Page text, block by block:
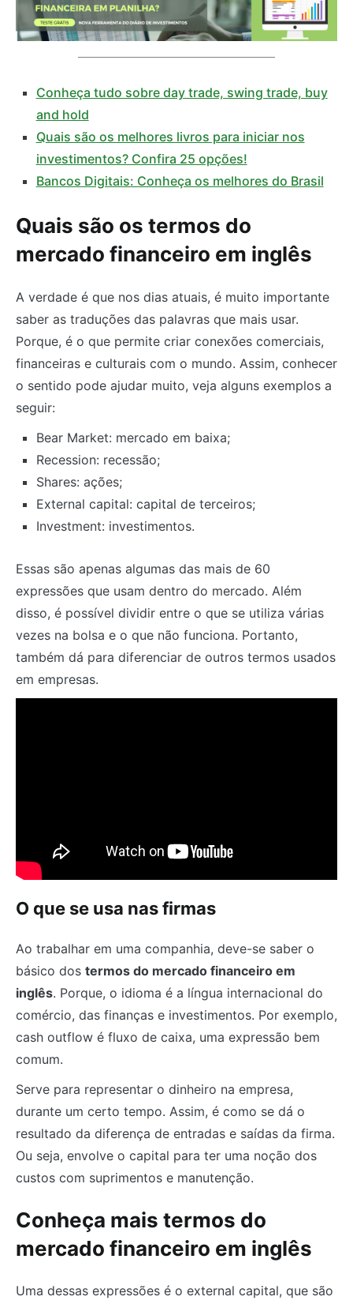
Conheça tudo sobre day trade, swing trade, buy
and hold
Quais são os melhores livros para iniciar nos
investimentos? Confira 25 opções!
Bancos Digitais: Conheça os melhores do Brasil
Quais são os termos do
mercado financeiro em inglês
A verdade é que nos dias atuais, é muito importante
saber as traduções das palavras que mais usar.
Porque, é o que permite criar conexões comerciais,
financeiras e culturais com o mundo. Assim, conhecer
o sentido pode ajudar muito, veja alguns exemplos a
seguir:
Bear Market: mercado em baixa;
Recession: recessão;
Shares: ações;
External capital: capital de terceiros;
Investment: investimentos.
Essas são apenas algumas das mais de 60
expressões que usam dentro do mercado. Além
disso, é possível dividir entre o que se utiliza várias
vezes na bolsa e o que não funciona. Portanto,
também dá para diferenciar de outros termos usados
em empresas.
O que se usa nas firmas
Ao trabalhar em uma companhia, deve-se saber o
básico dos termos do mercado financeiro em
inglês. Porque, o idioma é a língua internacional do
comércio, das finanças e investimentos. Por exemplo,
cash outflow é fluxo de caixa, uma expressão bem
comum.
Serve para representar o dinheiro na empresa,
durante um certo tempo. Assim, é como se dá o
resultado da diferença de entradas e saídas da firma.
Ou seja, envolve o capital para ter uma noção dos
custos com suprimentos e manutenção.
Conheça mais termos do
mercado financeiro em inglês
Uma dessas expressões é o external capital, que são